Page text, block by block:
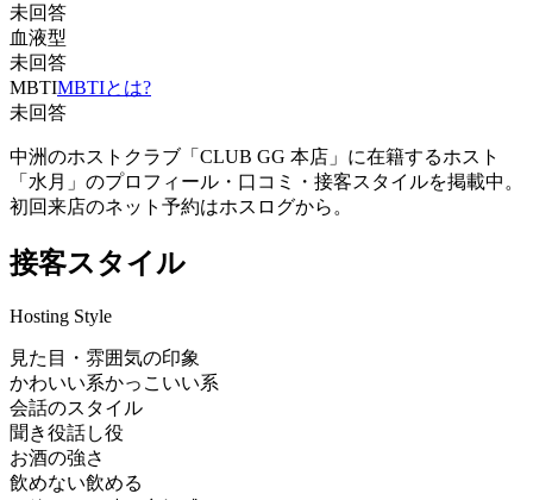
未回答
血液型
未回答
MBTIMBTIとは?
未回答
中洲のホストクラブ「CLUB GG 本店」に在籍するホスト
「水月」のプロフィール・口コミ・接客スタイルを掲載中。
初回来店のネット予約はホスログから。
接客スタイル
Hosting Style
見た目・雰囲気の印象
かわいい系かっこいい系
会話のスタイル
聞き役話し役
お酒の強さ
飲めない飲める